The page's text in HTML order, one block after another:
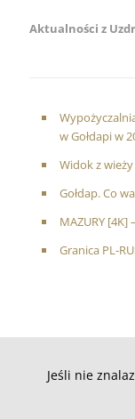
Aktualności z
w Gołdapi w
Widok z
Gołdap. Co
MAZURY [4K]
Granica PL-
Jeśli nie